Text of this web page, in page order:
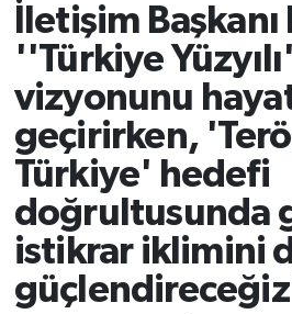
İletişim
''Türkiye Yüzyılı'
vizyonunu
geçirirken,
Türkiye' hedefi
doğrultusunda
istikrar iklimini
Siyaset
Ekonomi
Spor
Kültür Sanat
Türk Dünyası
Polatlı
Ankara Trafik Yoğunluk
Süper Lig Puan Durumu ve
Tüm Manşetler
Son Dakika Haberleri
Haber Arşivi